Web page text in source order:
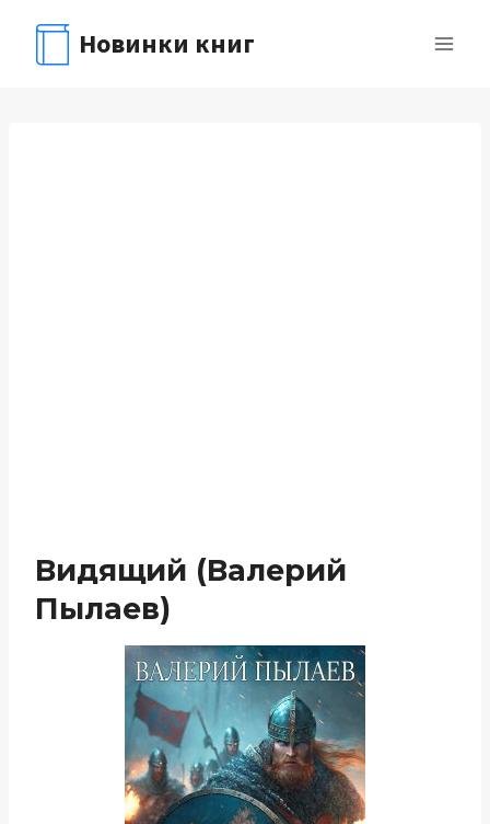
содержимому
Новинки книг
Видящий (Валерий
Пылаев)